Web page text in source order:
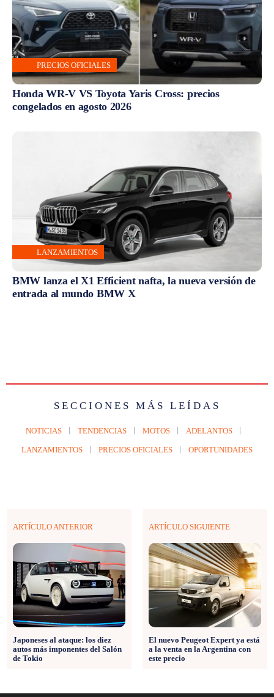
PRECIOS OFICIALES
Honda WR-V VS Toyota Yaris Cross: precios
congelados en agosto 2026
LANZAMIENTOS
BMW lanza el X1 Efficient nafta, la nueva versión de
entrada al mundo BMW X
SECCIONES MÁS LEÍDAS
NOTICIAS TENDENCIAS MOTOS ADELANTOS
LANZAMIENTOS PRECIOS OFICIALES OPORTUNIDADES
ARTÍCULO ANTERIOR
Japoneses al ataque: los diez
autos más imponentes del Salón
de Tokio
ARTÍCULO SIGUIENTE
El nuevo Peugeot Expert ya está
a la venta en la Argentina con
este precio